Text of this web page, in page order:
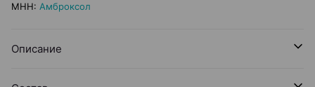
МНН: Амброксол
Описание